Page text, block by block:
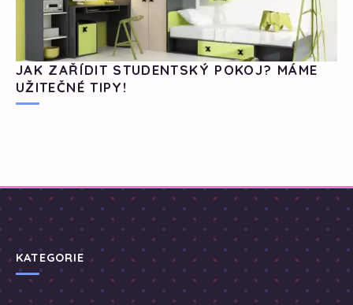
JAK ZAŘÍDIT STUDENTSKÝ POKOJ? MÁME
UŽITEČNÉ TIPY!
KATEGORIE